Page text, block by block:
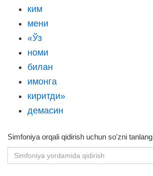
ким
мени
«Ўз
номи
билан
имонга
киритди»
демасин
Simfoniya orqali qidirish uchun so'zni tanlang